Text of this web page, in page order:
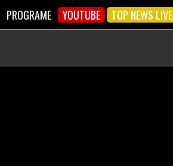
PROGRAME YOUTUBE TOP NEWS LIVE